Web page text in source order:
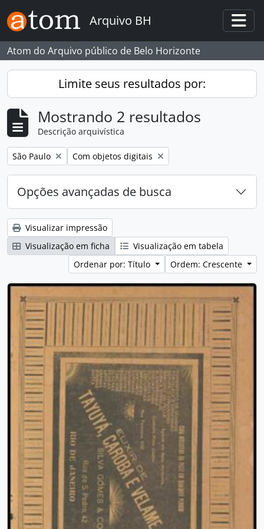
Skip to main content
Arquivo BH
Atom do Arquivo público de Belo Horizonte
Limite seus resultados por:
Mostrando 2 resultados
Descrição arquivística
Remover filtro:
São Paulo Remover filtro:
Com objetos digitais
Opções avançadas de busca
Visualizar impressão
Visualização em ficha
Visualização em tabela
Ordenar por: Título
Ordem: Crescente